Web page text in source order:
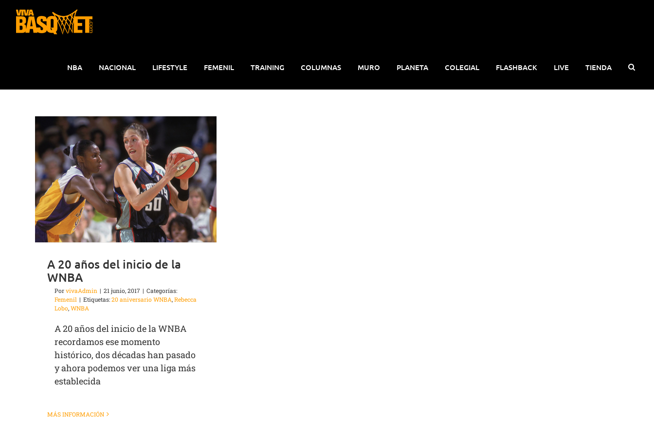
contenido
NBA NACIONAL LIFESTYLE FEMENIL TRAINING COLUMNAS MURO PLANETA COLEGIAL FLASHBACK LIVE TIENDA
A 20 años del inicio de la
WNBA
PorvivaAdmin | 21 junio, 2017 | Categorías:
Femenil | Etiquetas:20 aniversario WNBA,Rebecca
Lobo,WNBA
A 20 años del inicio de la WNBA
recordamos ese momento
histórico, dos décadas han pasado
y ahora podemos ver una liga más
establecida
MÁS INFORMACIÓN